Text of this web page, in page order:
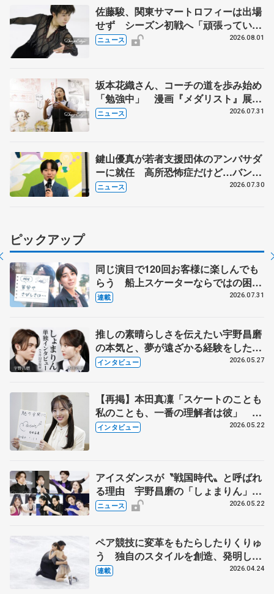
佐藤駿、関東サマートロフィーは出場
せず シーズン初戦へ「頑張っていき
ます」
ニュース 2026.08.01
坂本花織さん、コーチの道を歩み始め
「勉強中」 漫画『メダリスト』展覧
会で子どもたちにエール
ニュース 2026.07.31
鍵山優真が若者支援団体のアンバサダ
ーに就任 高所恐怖症だけど…バンジ
ージャンプに挑戦も？
ニュース 2026.07.30
ピックアップ
同じ演目で120回お客様に楽しんでも
らう 船上スケーターならではの困難
とは 影響あったPIW前キャプテン松
連載 2026.07.31
推しの素晴らしさを伝えたい宇野昌磨
の本気と、夢が遠ざかる経験をした本
田真凜の覚悟
インタビュー 2026.05.27
【再掲】本田真凜「スケートのことも
私のことも、一番の理解者は彼」 引
退時の単独インタビューで語った競技
インタビュー 2026.05.22
アイスダンスが〝戦国時代〟と呼ばれ
る理由 宇野昌磨の「しょまりん」ら
実力者が相次いで参戦 国内の競争激
ニュース 2026.05.22
ペア競技に変革をもたらしたりくりゅ
う 独自のスタイルを創造、発明した
【引退発表後②】
連載 2026.04.24